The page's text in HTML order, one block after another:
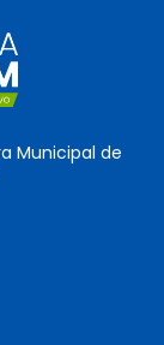
Municipal de